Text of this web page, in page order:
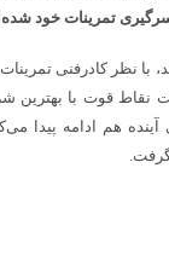
تمرینات خود
با نظر کادرفنی
نقاط قوت با بهترین
هم ادامه پیدا
گرفت.